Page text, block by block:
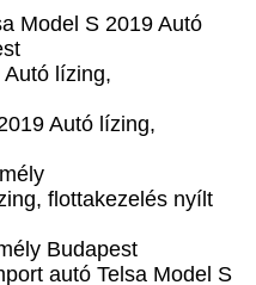
Model S 2019 Autó
lízing,
Autó lízing,
flottakezelés nyílt
Budapest
autó Telsa Model S